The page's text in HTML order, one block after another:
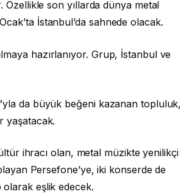
son yıllarda dünya metal
İstanbul’da sahnede olacak.
hazırlanıyor. Grup, İstanbul ve
da büyük beğeni kazanan topluluk,
yaşatacak.
ihracı olan, metal müzikte yenilikçi
Persefone’ye, iki konserde de
eşlik edecek.